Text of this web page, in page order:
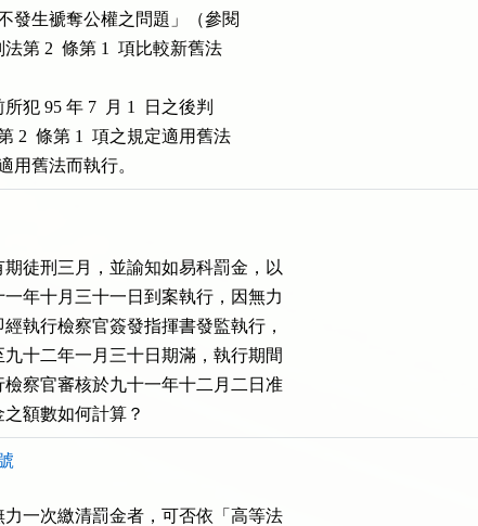
發生褫奪公權之問題」（參閱
第 2  條第 1  項比較新舊法
犯 95 年 7  月 1  日之後判
2  條第 1  項之規定適用舊法
用舊法而執行。
徒刑三月，並諭知如易科罰金，以
年十月三十一日到案執行，因無力
執行檢察官簽發指揮書發監執行，
十二年一月三十日期滿，執行期間
察官審核於九十一年十二月二日准
額數如何計算？
一次繳清罰金者，可否依「高等法